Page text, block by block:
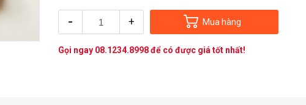
- + Mua hàng
Gọi ngay 08.1234.8998để có được giá tốt nhất!